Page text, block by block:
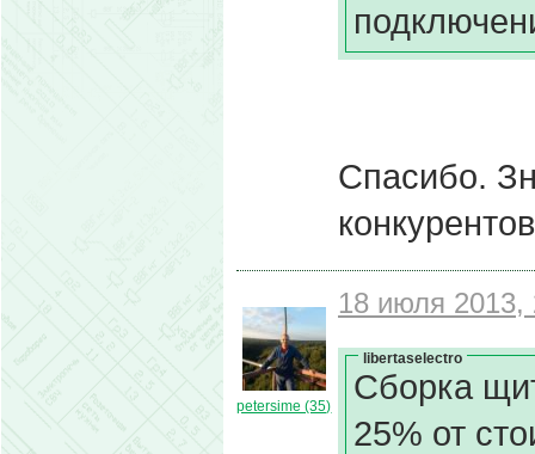
Спасибо.
petersime (35)
18 июля 2013,
libertaselectro
Сборка
25% от